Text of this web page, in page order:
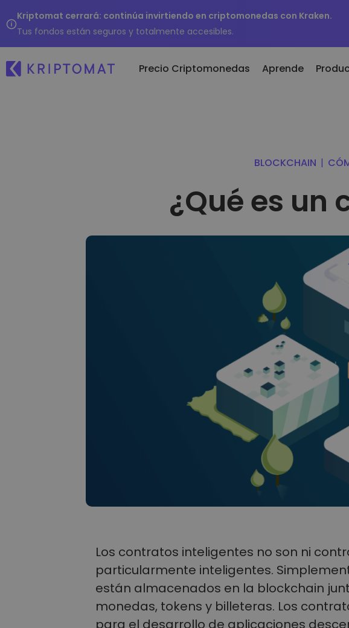
Kriptomat cerrará: continúa invirtiendo en criptomonedas con Kraken.
Tus fondos están seguros y totalmente accesibles.
Precio Criptomonedas
Encontrar oportunidades de
Si hubiera
Aprende
criptomonedas
criptomonedas
Más de 1.000 opciones de
emparejamiento
Un monedero de criptomonedas
Explorador de inversiones
Encuentra tu estrategia cripto
BLOCKCHAIN |
¿Qué es
Los contratos inteligentes no son ni
particularmente inteligentes.
están almacenados en la blockchain
monedas, tokens y billeteras. Los
para el desarrollo de aplicaciones